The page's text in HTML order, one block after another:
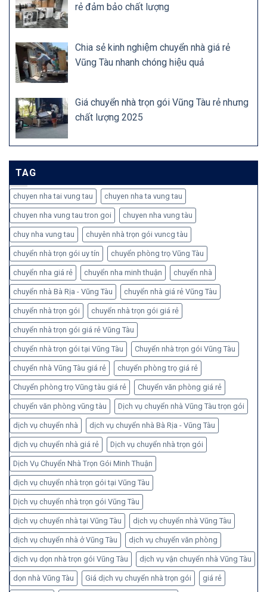
rẻ đảm bảo chất lượng
Chia sẻ kinh nghiệm chuyển nhà giá rẻ
Vũng Tàu nhanh chóng hiệu quả
Giá chuyển nhà trọn gói Vũng Tàu rẻ nhưng
chất lượng 2025
TAG
chuyen nha tai vung tau chuyen nha ta vung tau
chuyen nha vung tau tron goi chuyen nha vung tàu
chuy nha vung tau chuyên nhà trọn gói vuncg tàu
chuyển nhà trọn gói uy tín chuyển phòng trọ Vũng Tàu
chuyển nha giá rẻ chuyển nha minh thuận chuyển nhà
chuyển nhà Bà Rịa - Vũng Tàu chuyển nhà giá rẻ Vũng Tàu
chuyển nhà trọn gói chuyển nhà trọn gói giá rẻ
chuyển nhà trọn gói giá rẻ Vũng Tàu
chuyển nhà trọn gói tại Vũng Tàu Chuyển nhà trọn gói Vũng Tàu
chuyển nhà Vũng Tàu giá rẻ chuyển phòng trọ giá rẻ
Chuyển phòng trọ Vũng tàu giá rẻ Chuyển văn phòng giá rẻ
chuyển văn phòng vũng tàu Dịch vụ chuyển nhà Vũng Tàu trọn gói
dịch vụ chuyển nhà dịch vụ chuyển nhà Bà Rịa - Vũng Tàu
dịch vụ chuyển nhà giá rẻ Dịch vụ chuyển nhà trọn gói
Dịch Vụ Chuyển Nhà Trọn Gói Minh Thuận
dịch vụ chuyển nhà trọn gói tại Vũng Tàu
Dịch vụ chuyển nhà trọn gói Vũng Tàu
dịch vụ chuyển nhà tại Vũng Tàu dịch vụ chuyển nhà Vũng Tàu
dịch vụ chuyển nhà ở Vũng Tàu dịch vụ chuyển văn phòng
dịch vụ dọn nhà trọn gói Vũng Tàu dịch vụ vận chuyển nhà Vũng Tàu
dọn nhà Vũng Tàu Giá dịch vụ chuyển nhà trọn gói giá rẻ